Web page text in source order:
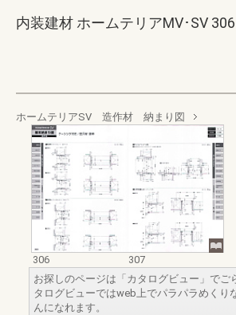
内装建材 ホームテリアMV･SV
ホームテリアSV 造作材 納まり図
306
307
お探しのページは「カタログビュー」でご
タログビューではweb上でパラパラめくり
んになれます。